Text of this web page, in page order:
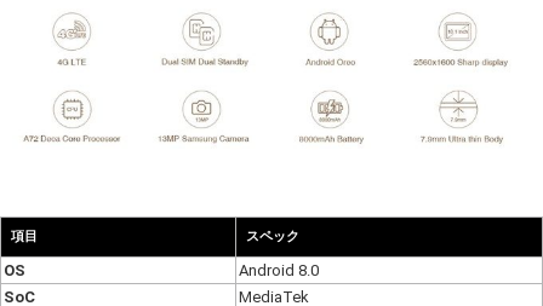
項目 スペック
OS
Android 8.0
SoC
MediaTek